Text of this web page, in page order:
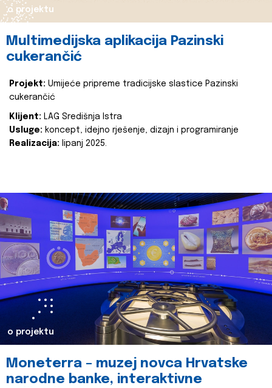
o projektu
Multimedijska aplikacija Pazinski
cukerančić
Projekt: Umijeće pripreme tradicijske slastice Pazinski
cukerančić
Klijent: LAG Središnja Istra
Usluge: koncept, idejno rješenje, dizajn i programiranje
Realizacija: lipanj 2025.
o projektu
Moneterra – muzej novca Hrvatske
narodne banke, interaktivne